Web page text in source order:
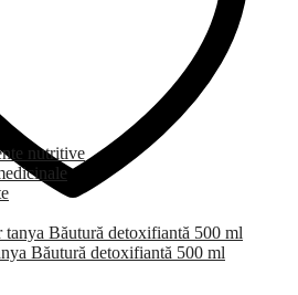
nutritive
Băutură detoxifiantă 500 ml